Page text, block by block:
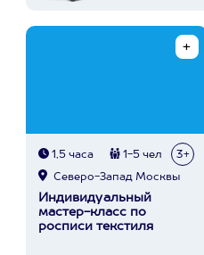
1,5 часа 1-5 чел 3+
Северо-Запад Москвы
Индивидуальный
мастер-класс по
росписи текстиля